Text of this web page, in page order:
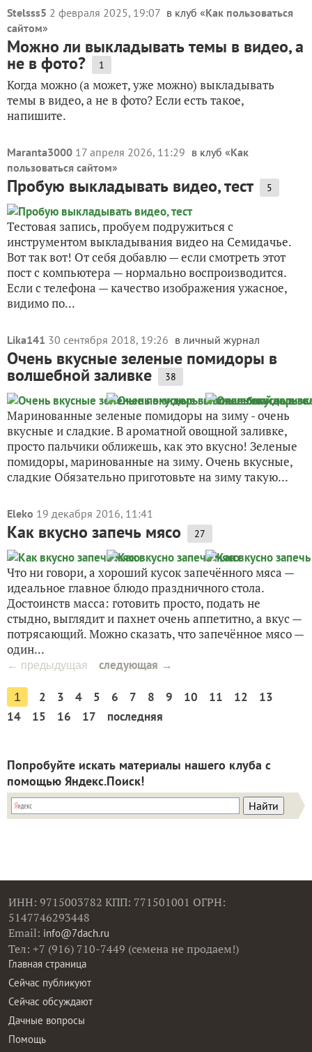
Stelsss5 2 февраля 2025, 19:07 в клуб «Как пользоваться
сайтом»
Можно ли выкладывать темы в видео, а
не в фото? 1
Когда можно (а может, уже можно) выкладывать
темы в видео, а не в фото? Если есть такое,
напишите.
Maranta3000 17 апреля 2026, 11:29 в клуб «Как
пользоваться сайтом»
Пробую выкладывать видео, тест 5
Тестовая запись, пробуем подружиться с
инструментом выкладывания видео на Семидачье.
Вот так вот! От себя добавлю — если смотреть этот
пост с компьютера — нормально воспроизводится.
Если с телефона — качество изображения ужасное,
видимо по...
Lika141 30 сентября 2018, 19:26 в личный журнал
Очень вкусные зеленые помидоры в
волшебной заливке 38
Маринованные зеленые помидоры на зиму - очень
вкусные и сладкие. В ароматной овощной заливке,
просто пальчики оближешь, как это вкусно! Зеленые
помидоры, маринованные на зиму. Очень вкусные,
сладкие Обязательно приготовьте на зиму такую...
Eleko 19 декабря 2016, 11:41
Как вкусно запечь мясо 27
Что ни говори, а хороший кусок запечённого мяса —
идеальное главное блюдо праздничного стола.
Достоинств масса: готовить просто, подать не
стыдно, выглядит и пахнет очень аппетитно, а вкус —
потрясающий. Можно сказать, что запечённое мясо —
один...
← предыдущая следующая →
1 2 3 4 5 6 7 8 9 10 11 12
13
14
15 16 17 последняя
Попробуйте искать материалы нашего клуба с
помощью Яндекс.Поиск!
ИНН: 9715003782 КПП: 771501001 ОГРН:
5147746293448
Email: info@7dach.ru
Тел: +7 (916) 710-7449 (семена не продаем!)
Главная страница
Сейчас публикуют
Сейчас обсуждают
Дачные вопросы
Помощь